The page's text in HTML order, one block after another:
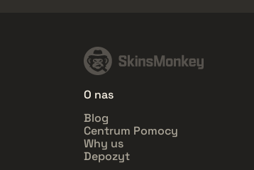
O nas
Blog
Centrum Pomocy
Why us
Depozyt